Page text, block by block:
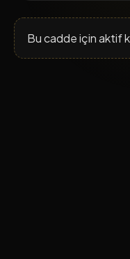
Bu cadde için aktif